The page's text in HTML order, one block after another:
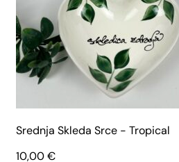
Srednja Skleda Srce - Tropical
10,00€